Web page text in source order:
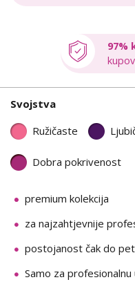
97%
Svojstva
Ružičaste
Dobra pokrivenost
premium kolekcija
za najzahtjevnije
postojanost čak do
Samo za